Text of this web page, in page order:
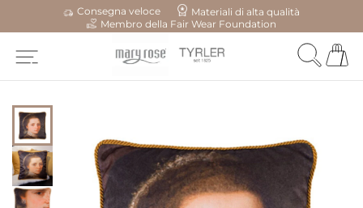
Consegna veloce
Materiali di alta qualità
Membro della Fair Wear Foundation